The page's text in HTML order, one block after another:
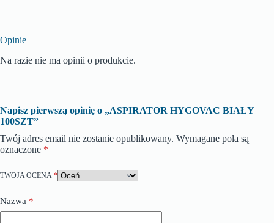
Opinie
Na razie nie ma opinii o produkcie.
Napisz pierwszą opinię o „ASPIRATOR HYGOVAC BIAŁY
100SZT”
Twój adres email nie zostanie opublikowany. Wymagane pola są
oznaczone *
TWOJA OCENA *
Nazwa *